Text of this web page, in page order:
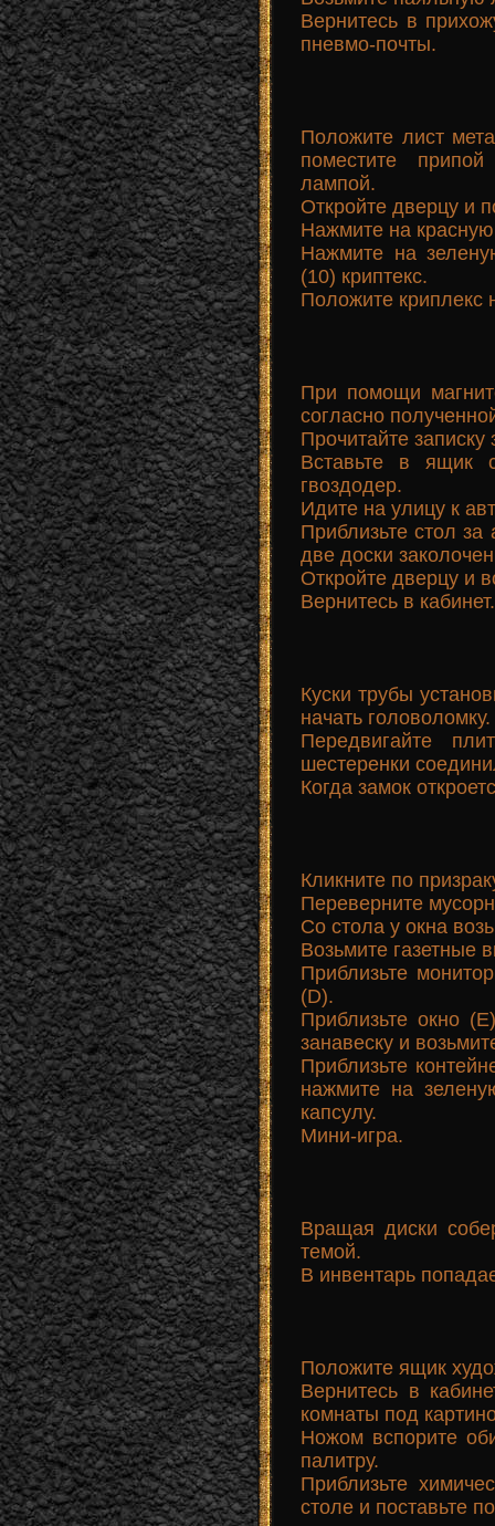
Вернитесь в
пневмо-почты.
Положите лист
поместите
лампой.
Откройте дверцу и
Нажмите на красную
Нажмите на
(10) криптекс.
Положите криплекс
При помощи
согласно
Прочитайте
Вставьте в ящик
гвоздодер.
Идите на улицу к
Приблизьте стол
две доски
Откройте дверцу и
Вернитесь в кабинет.
Куски трубы
начать головоломку.
Передвигайте
шестеренки
Когда замок
Кликните по
Переверните
Со стола у окна
Возьмите газетные
Приблизьте
(D).
Приблизьте окно
занавеску и
Приблизьте
нажмите на
капсулу.
Мини-игра.
Вращая диски
темой.
В инвентарь
Положите ящик
Вернитесь в
комнаты под
Ножом вспорите
палитру.
Приблизьте
столе и поставьте